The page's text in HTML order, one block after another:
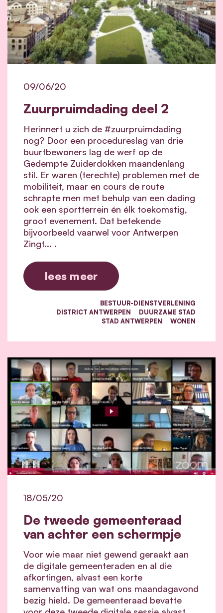
Zuurpruimdading deel 2
09/06/20
Herinnert u zich de #zuurpruimdading
nog? Door een procedureslag van drie
buurtbewoners lag de werf op de
Gedempte Zuiderdokken maandenlang
stil. Er waren (terechte) problemen met de
mobiliteit, maar en cours de route
schrapte men met behulp van een dading
ook een sportterrein én élk toekomstig,
groot evenement. Dat betekende
bijvoorbeeld vaarwel voor Antwerpen
Zingt... .
lees meer
BESTUUR-DIENSTVERLENING
DISTRICT ANTWERPEN
DUURZAME STAD
STAD ANTWERPEN
WONEN
De tweede gemeenteraad
van achter een schermpje
18/05/20
Voor wie maar niet gewend geraakt aan
de digitale gemeenteraden en al die
afkortingen, alvast een korte
samenvatting van wat ons maandagavond
bezig hield. De gemeenteraad bevatte